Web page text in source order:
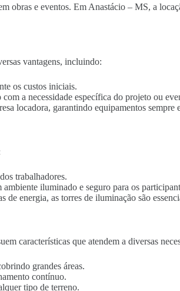
obras e eventos. Em Anastácio – MS, a
vantagens, incluindo:
os custos iniciais.
a necessidade específica do projeto ou
locadora, garantindo equipamentos sempre
trabalhadores.
iluminado e seguro para os
de energia, as torres de iluminação são
características que atendem a diversas
grandes áreas.
contínuo.
tipo de terreno.